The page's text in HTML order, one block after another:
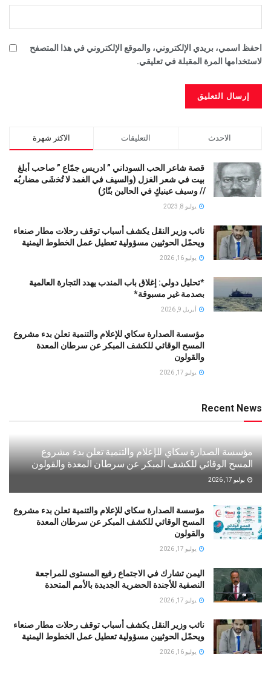
احفظ اسمي، بريدي الإلكتروني، والموقع الإلكتروني في هذا المتصفح
لاستخدامها المرة المقبلة في تعليقي.
الاكثر شهرة التعليقات الاحدث
قصة شاعر الحب السوداني ” ادريس جمّاع ” صاحب أبلغ
بيت في شعر الغزل (وﺍﻟﺴﻴﻒ ﻓﻲ الغمد ﻻ ﺗُﺨشَى مضاربُه
// ﻭﺳﻴﻒ ﻋﻴﻨﻴﻚٍ ﻓﻲ ﺍﻟﺤﺎﻟﻴﻦ ﺑﺘّﺎﺭُ)
يوليو 8, 2023
نائب وزير النقل يكشف أسباب توقف رحلات مطار صنعاء
ويحمّل الحوثيين مسؤولية تعطيل عمل الخطوط اليمنية
يوليو 16, 2026
*تحليل دولي: إغلاق باب المندب يهدد التجارة العالمية
بصدمة غير مسبوقة*
أبريل 9, 2026
مؤسسة الصدارة سكاي للإعلام والتنمية تعلن بدء مشروع
المسح الوقائي للكشف المبكر عن سرطان المعدة
والقولون
يوليو 17, 2026
Recent News
مؤسسة الصدارة سكاي للإعلام والتنمية تعلن بدء مشروع
المسح الوقائي للكشف المبكر عن سرطان المعدة والقولون
يوليو 17, 2026
مؤسسة الصدارة سكاي للإعلام والتنمية تعلن بدء مشروع
المسح الوقائي للكشف المبكر عن سرطان المعدة
والقولون
يوليو 17, 2026
اليمن تشارك في الاجتماع رفيع المستوى للمراجعة
النصفية للأجندة الحضرية الجديدة بالأمم المتحدة
يوليو 17, 2026
نائب وزير النقل يكشف أسباب توقف رحلات مطار صنعاء
ويحمّل الحوثيين مسؤولية تعطيل عمل الخطوط اليمنية
يوليو 16, 2026